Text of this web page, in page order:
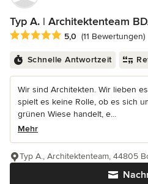
Typ A. | Architektenteam
Durchschnittliche Bewertung: 5
5,0 (11 Bewertungen)
Schnelle Antwortzeit
Wir sind Architekten. Wir lieben
spielt es keine Rolle, ob es sich
grünen Wiese handelt, e...
Mehr
Typ A., Architektenteam, 44805